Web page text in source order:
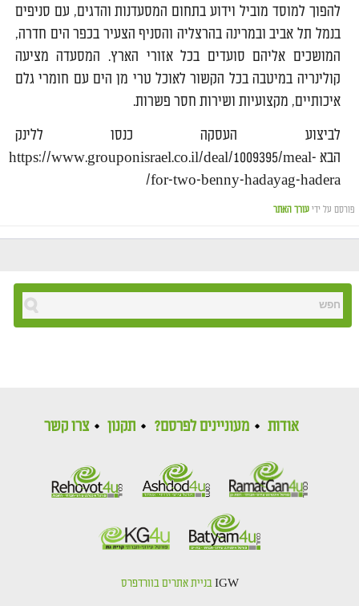
להפוך למוסד מוביל וידוע בתחום המסעדנות והדגים, עם סניפים
בנמל תל אביב ובמרינה בהרצליה והסניף הצעיר בכפר הים חדרה,
המושכים אליהם סועדים בכל אזורי הארץ. המסעדה מציעה
קולינריה במיטבה בכל הקשור לאוכל טרי מן הים עם חומרי גלם
איכותיים, מקצועיות ושירות חסר פשרות.
לביצוע העסקה כנסו ללינק
הבא https://www.grouponisrael.co.il/deal/1009395/meal-
for-two-benny-hadayag-hadera/
פורסם על ידי עורך האתר
אודות מעוניינים לפרסם? תקנון צרו קשר
IGW בניית אתרים בוורדפרס